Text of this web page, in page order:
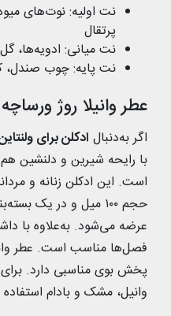
نت اولیه: نوت‌های
پرتقال
نت میانی: ادویه‌ها،
نت پایه: چوب صندل،
عطر وانیلا روژ ورساچه
اگر به‌دنبال ادکلن برای
با رایحه شیرین و دلنشین
است. این ادکلن زنانه و
حجم ۱۰۰ میل و در یک
عرضه می‌شود. به‌علاوه با
فصل‌ها مناسب است. عطر
پخش بوی مناسبی دارد.
وانیل، مشک و بادام